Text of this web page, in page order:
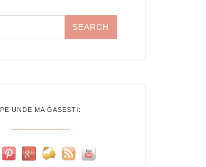
PE UNDE MA GASESTI: